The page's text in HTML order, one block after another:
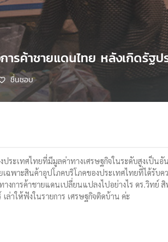
ารค้าชายแดนไทย หลังเกิดรัฐป
ชื่นชอบ
ระเทศไทยที่มีมูลค่าทางเศรษฐกิจในระดับสูงเป็น
ฉพาะสินค้าอุปโภคบริโภคของประเทศไทยที่ได้รับ
งการค้าชายแดนเปลี่ยนแปลงไปอย่างไร ดร.วิทย์
ล่าให้ฟังในรายการ เศรษฐกิจติดบ้าน ค่ะ